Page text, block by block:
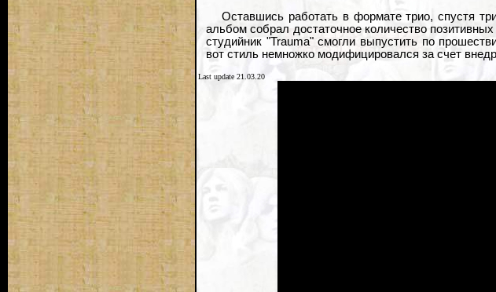
Оставшись работать в формате трио, спустя
альбом собрал достаточное количество
студийник "Trauma" смогли выпустить по
вот стиль немножко модифицировался за счет
Last update 21.03.20